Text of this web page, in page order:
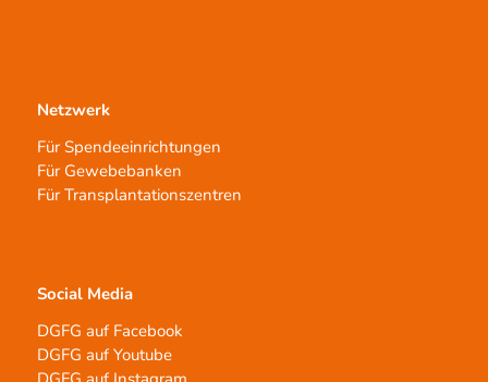
Netzwerk
Für Spendeeinrichtungen
Für Gewebebanken
Für Transplantationszentren
Social Media
DGFG auf Facebook
DGFG auf Youtube